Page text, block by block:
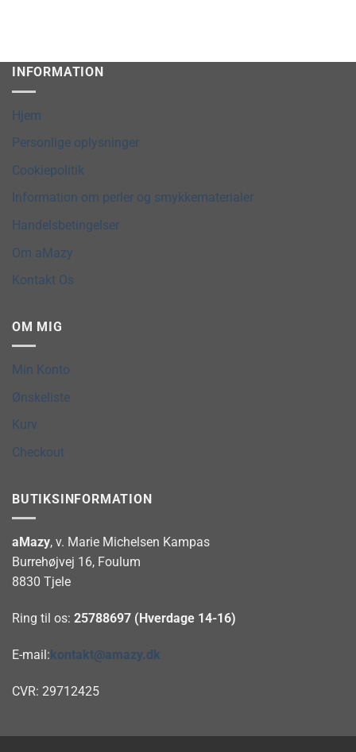
INFORMATION
Hjem
Personlige oplysninger
Cookiepolitik
Information om perler og smykkematerialer
Handelsbetingelser
Om aMazy
Kontakt Os
OM MIG
Min Konto
Ønskeliste
Kurv
Checkout
BUTIKSINFORMATION
aMazy, v. Marie Michelsen Kampas
Burrehøjvej 16, Foulum
8830 Tjele
Ring til os: 25788697 (Hverdage 14-16)
E-mail:kontakt@amazy.dk
CVR: 29712425